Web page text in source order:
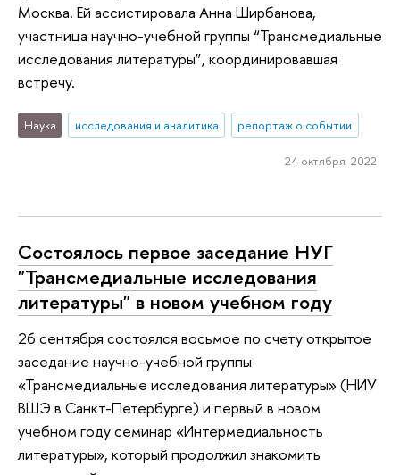
Москва. Ей ассистировала Анна Ширбанова,
участница научно-учебной группы “Трансмедиальные
исследования литературы”, координировавшая
встречу.
Наука исследования и аналитика репортаж о событии
24 октября 2022
Состоялось первое заседание НУГ
"Трансмедиальные исследования
литературы" в новом учебном году
26 сентября состоялся восьмое по счету открытое
заседание научно-учебной группы
«Трансмедиальные исследования литературы» (НИУ
ВШЭ в Санкт-Петербурге) и первый в новом
учебном году семинар «Интермедиальность
литературы», который продолжил знакомить